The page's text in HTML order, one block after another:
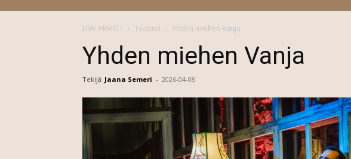
LIVE-ARVIOT Teatteri Yhden miehen Vanja
Yhden miehen Vanja
Tekijä Jaana Semeri - 2026-04-08